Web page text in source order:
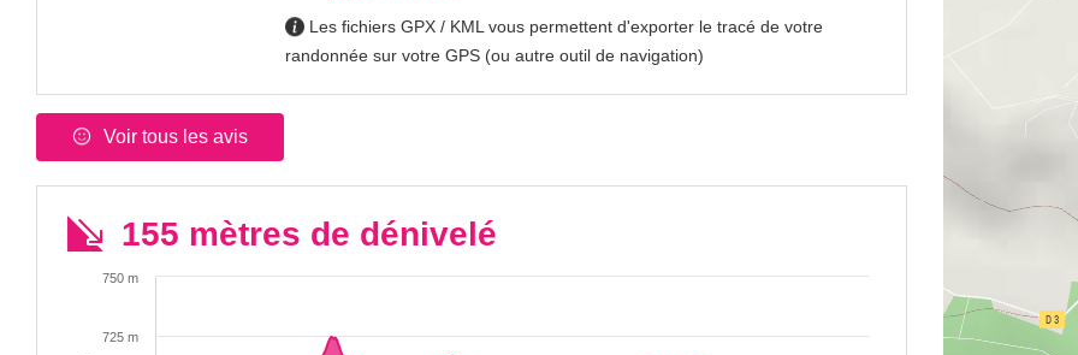
Les fichiers GPX / KML vous permettent d'exporter le tracé de votre
randonnée sur votre GPS (ou autre outil de navigation)
Voir tous les avis
155 mètres de dénivelé
725 m
750 m